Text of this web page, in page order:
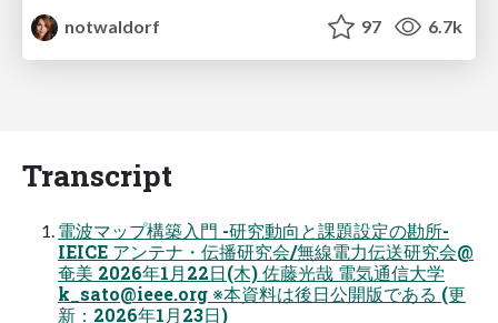
notwaldorf
97 6.7k
Transcript
電波マップ構築入門 -研究動向と課題設定の勘所-
IEICE アンテナ・伝播研究会/無線電力伝送研究会@
奄美 2026年1月22日(木) 佐藤光哉 電気通信大学
k_sato@ieee.org※本資料は後日公開版である (更
新：2026年1月23日)